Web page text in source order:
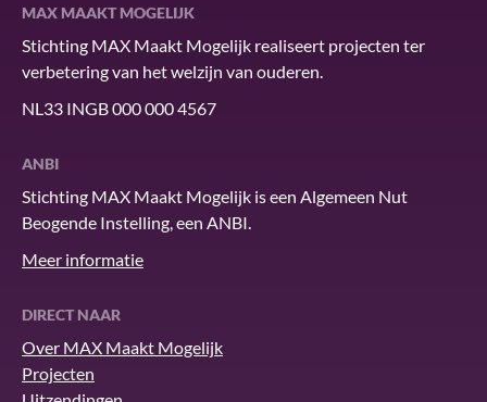
MAX MAAKT MOGELIJK
Stichting MAX Maakt Mogelijk realiseert projecten ter
verbetering van het welzijn van ouderen.
NL33 INGB 000 000 4567
ANBI
Stichting MAX Maakt Mogelijk is een Algemeen Nut
Beogende Instelling, een ANBI.
Meer informatie
DIRECT NAAR
Over MAX Maakt Mogelijk
Projecten